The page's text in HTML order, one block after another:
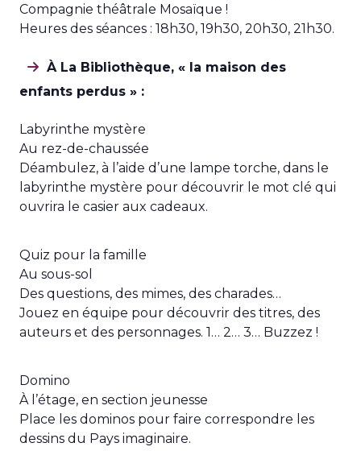
Compagnie théâtrale Mosaïque !
Heures des séances : 18h30, 19h30, 20h30, 21h30.
À La Bibliothèque, « la maison des
enfants perdus » :
Labyrinthe mystère
Au rez-de-chaussée
Déambulez, à l’aide d’une lampe torche, dans le
labyrinthe mystère pour découvrir le mot clé qui
ouvrira le casier aux cadeaux.
Quiz pour la famille
Au sous-sol
Des questions, des mimes, des charades…
Jouez en équipe pour découvrir des titres, des
auteurs et des personnages. 1… 2… 3… Buzzez !
Domino
À l’étage, en section jeunesse
Place les dominos pour faire correspondre les
dessins du Pays imaginaire.